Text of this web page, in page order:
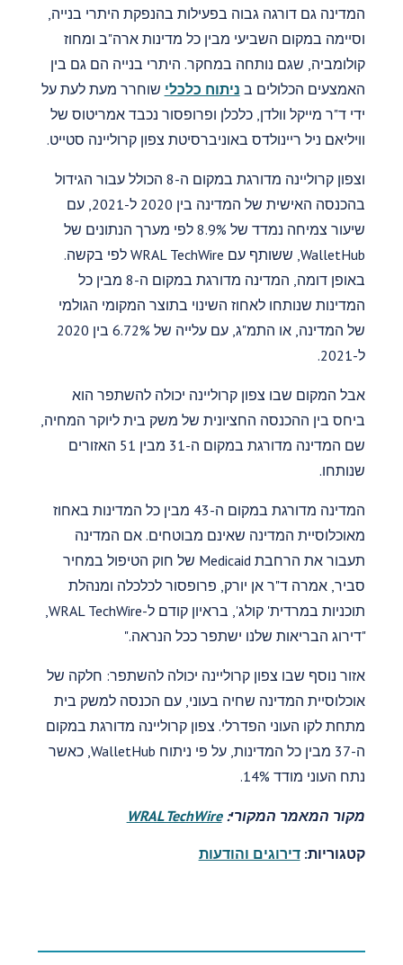
המדינה גם דורגה גבוה בפעילות בהנפקת היתרי בנייה,
וסיימה במקום השביעי מבין כל מדינות ארה"ב ומחוז
קולומביה, שגם נותחה במחקר. היתרי בנייה הם גם בין
האמצעים הכלולים ב ניתוח כלכלי שוחרר מעת לעת על
ידי ד"ר מייקל וולדן, כלכלן ופרופסור נכבד אמריטוס של
וויליאם ניל ריינולדס באוניברסיטת צפון קרוליינה סטייט.
וצפון קרוליינה מדורגת במקום ה-8 הכולל עבור הגידול
בהכנסה האישית של המדינה בין 2020 ל-2021, עם
שיעור צמיחה נמדד של 8.9% לפי מערך הנתונים של
WalletHub, ששותף עם WRAL TechWire לפי בקשה.
באופן דומה, המדינה מדורגת במקום ה-8 מבין כל
המדינות שנותחו לאחוז השינוי בתוצר המקומי הגולמי
של המדינה, או התמ"ג, עם עלייה של 6.72% בין 2020
ל-2021.
אבל המקום שבו צפון קרוליינה יכולה להשתפר הוא
ביחס בין ההכנסה החציונית של משק בית ליוקר המחיה,
שם המדינה מדורגת במקום ה-31 מבין 51 האזורים
שנותחו.
המדינה מדורגת במקום ה-43 מבין כל המדינות באחוז
מאוכלוסיית המדינה שאינם מבוטחים. אם המדינה
תעבור את הרחבת Medicaid של חוק הטיפול במחיר
סביר, אמרה ד"ר אן יורק, פרופסור לכלכלה ומנהלת
"דירוג הבריאות שלנו ישתפר ככל הנראה."
אזור נוסף שבו צפון קרוליינה יכולה להשתפר: חלקה של
אוכלוסיית המדינה שחיה בעוני, עם הכנסה למשק בית
מתחת לקו העוני הפדרלי. צפון קרוליינה מדורגת במקום
ה-37 מבין כל המדינות, על פי ניתוח WalletHub, כאשר
נתח העוני מודד 14%.
מקור המאמר המקורי:WRAL TechWire
קטגוריות: דירוגים והודעות